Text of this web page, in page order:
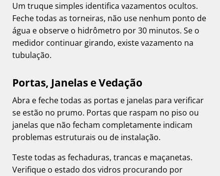
Um truque simples identifica vazamentos ocultos.
Feche todas as torneiras, não use nenhum ponto de
água e observe o hidrômetro por 30 minutos. Se o
medidor continuar girando, existe vazamento na
tubulação.
Portas, Janelas e Vedação
Abra e feche todas as portas e janelas para verificar
se estão no prumo. Portas que raspam no piso ou
janelas que não fecham completamente indicam
problemas estruturais ou de instalação.
Teste todas as fechaduras, trancas e maçanetas.
Verifique o estado dos vidros procurando por